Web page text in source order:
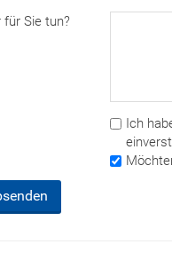
Sie tun?
Ich